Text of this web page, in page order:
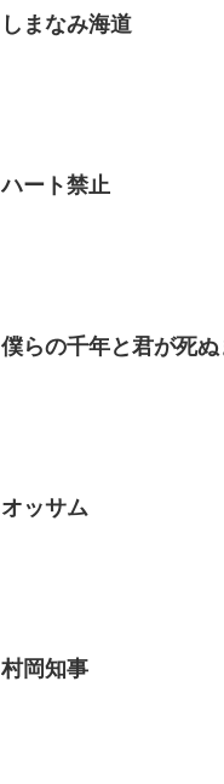
しまなみ海道
ハート禁止
僕らの千年と君が死
オッサム
村岡知事